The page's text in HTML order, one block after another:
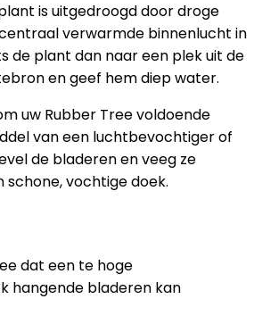
is uitgedroogd door droge
verwarmde binnenlucht in
de plant dan naar een plek uit de
en geef hem diep water.
uw Rubber Tree voldoende
van een luchtbevochtiger of
de bladeren en veeg ze
schone, vochtige doek.
dat een te hoge
hangende bladeren kan